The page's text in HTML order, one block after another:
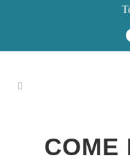
COME